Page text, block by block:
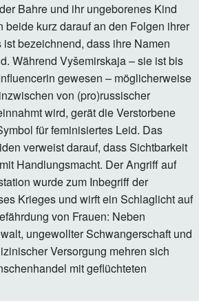
Bahre und ihr ungeborenes Kind
beide kurz darauf an den Folgen ihrer
bezeichnend, dass ihre Namen
Während Vyšemirskaja – sie ist bis
gewesen – möglicherweise
von (pro)russischer
wird, gerät die Verstorbene
für feminisiertes Leid. Das
verweist darauf, dass Sichtbarkeit
Handlungsmacht. Der Angriff auf
wurde zum Inbegriff der
Krieges und wirft ein Schlaglicht auf
von Frauen: Neben
ungewollter Schwangerschaft und
Versorgung mehren sich
mit geflüchteten